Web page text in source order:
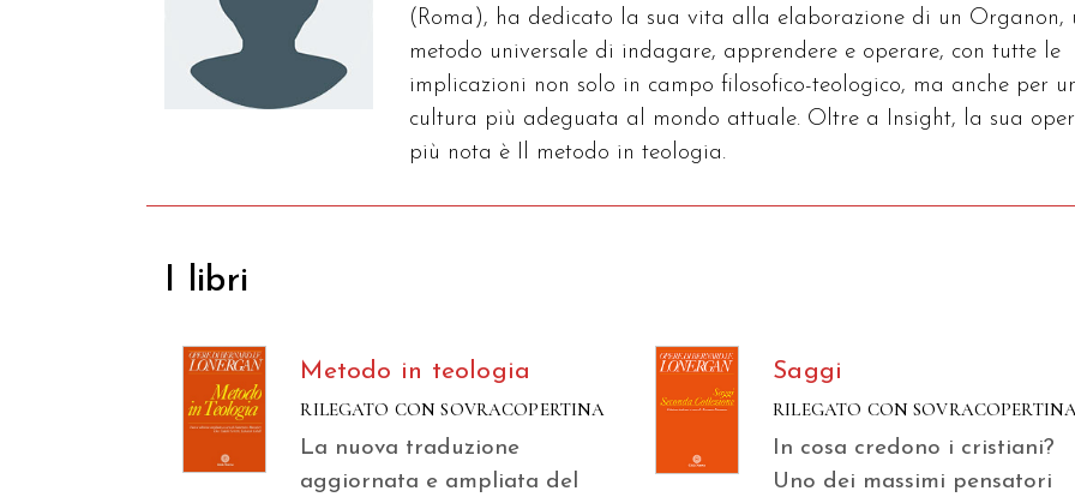
(Roma), ha dedicato la sua vita alla elaborazione di un Organon,
metodo universale di indagare, apprendere e operare, con tutte le
implicazioni non solo in campo filosofico-teologico, ma anche per
cultura più adeguata al mondo attuale. Oltre a Insight, la sua
più nota è Il metodo in teologia.
I libri
Metodo in teologia
RILEGATO CON SOVRACOPERTINA
La nuova traduzione
aggiornata e ampliata del
Saggi
RILEGATO CON
In cosa credono i cristiani?
Uno dei massimi pensatori